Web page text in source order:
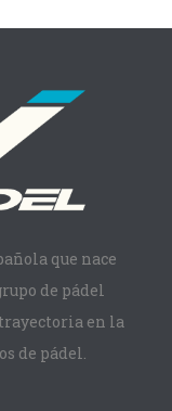
que nace
de pádel
en la
de pádel.